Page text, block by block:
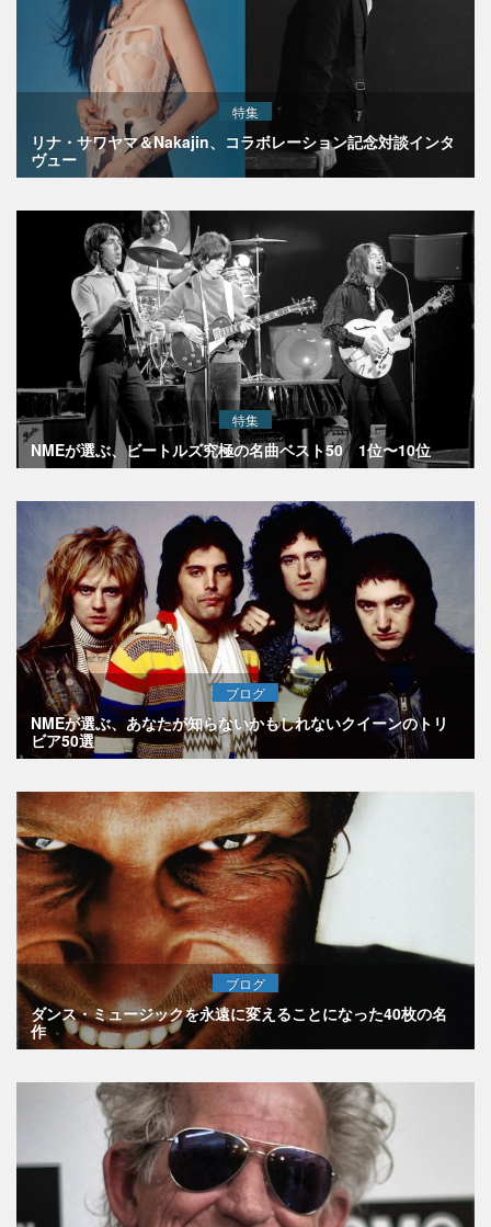
特集
リナ・サワヤマ＆Nakajin、コラボレーション記念対談インタ
ヴュー
特集
NMEが選ぶ、ビートルズ究極の名曲ベスト50 1位〜10位
ブログ
NMEが選ぶ、あなたが知らないかもしれないクイーンのトリ
ビア50選
ブログ
ダンス・ミュージックを永遠に変えることになった40枚の名
作